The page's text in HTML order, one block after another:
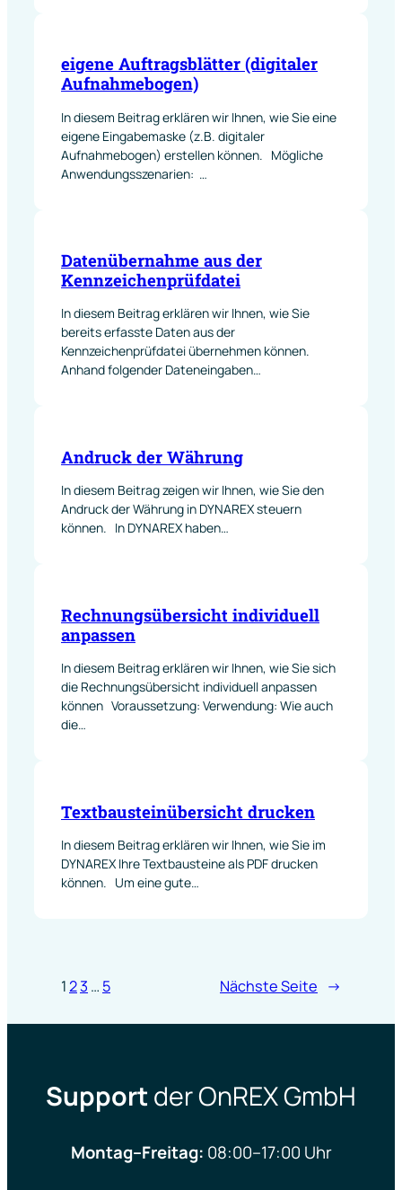
eigene Auftragsblätter (digitaler
Aufnahmebogen)
In diesem Beitrag erklären wir Ihnen, wie Sie eine
eigene Eingabemaske (z.B. digitaler
Aufnahmebogen) erstellen können. Mögliche
Anwendungsszenarien: …
Datenübernahme aus der
Kennzeichenprüfdatei
In diesem Beitrag erklären wir Ihnen, wie Sie
bereits erfasste Daten aus der
Kennzeichenprüfdatei übernehmen können.
Anhand folgender Dateneingaben…
Andruck der Währung
In diesem Beitrag zeigen wir Ihnen, wie Sie den
Andruck der Währung in DYNAREX steuern
können. In DYNAREX haben…
Rechnungsübersicht individuell
anpassen
In diesem Beitrag erklären wir Ihnen, wie Sie sich
die Rechnungsübersicht individuell anpassen
können Voraussetzung: Verwendung: Wie auch
die…
Textbausteinübersicht drucken
In diesem Beitrag erklären wir Ihnen, wie Sie im
DYNAREX Ihre Textbausteine als PDF drucken
können. Um eine gute…
123 … 5 Nächste Seite →
Support der OnREX GmbH
Montag–Freitag: 08:00–17:00 Uhr